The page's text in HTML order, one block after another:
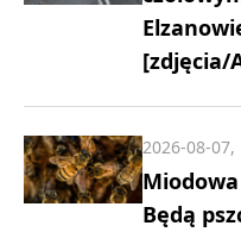
[zdjęcia/
Będą
2026-08-07,